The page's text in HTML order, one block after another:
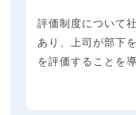
評価制度について
あり、上司が部下
を評価することを